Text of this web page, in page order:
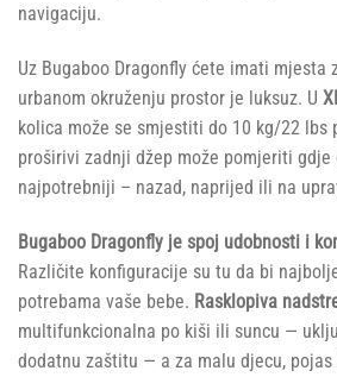
navigaciju.
Uz Bugaboo Dragonfly ćete imati mjesta
urbanom okruženju prostor je luksuz. U
kolica može se smjestiti do 10 kg/22 lbs
proširivi zadnji džep može pomjeriti gdje
najpotrebniji – nazad, naprijed ili na
Bugaboo Dragonfly je spoj udobnosti i
Različite konfiguracije su tu da bi
potrebama vaše bebe. Rasklopiva
multifunkcionalna po kiši ili suncu —
dodatnu zaštitu — a za malu djecu,